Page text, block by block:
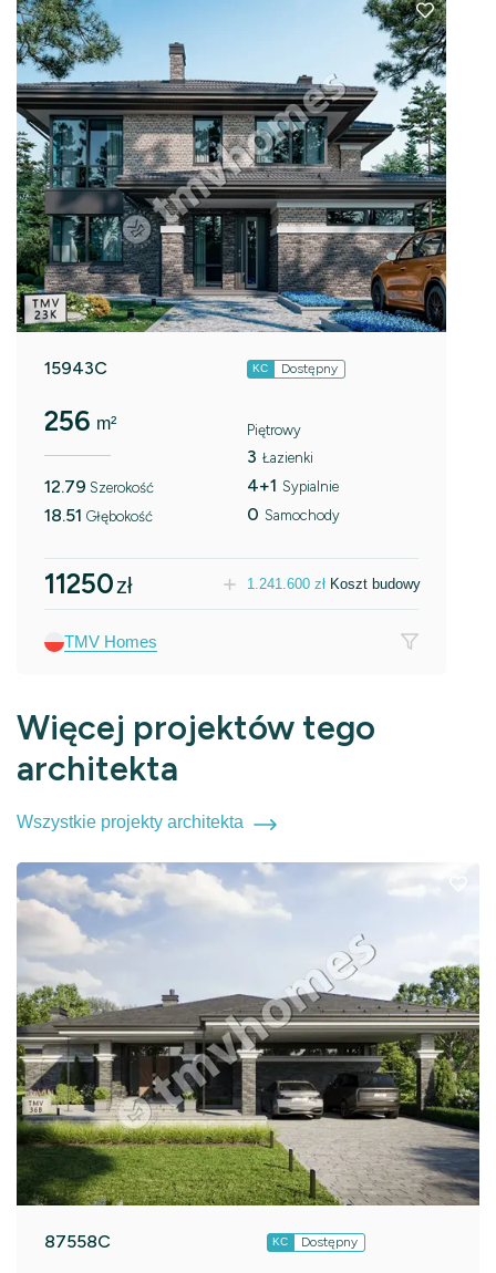
15943C KC Dostępny
256 m²
12.79 Szerokość
18.51 Głębokość
Piętrowy
3 Łazienki
4+1 Sypialnie
0 Samochody
11250zł 1.241.600 zł Koszt budowy
TMV Homes
Więcej projektów tego
architekta
Wszystkie projekty architekta
87558C KC Dostępny